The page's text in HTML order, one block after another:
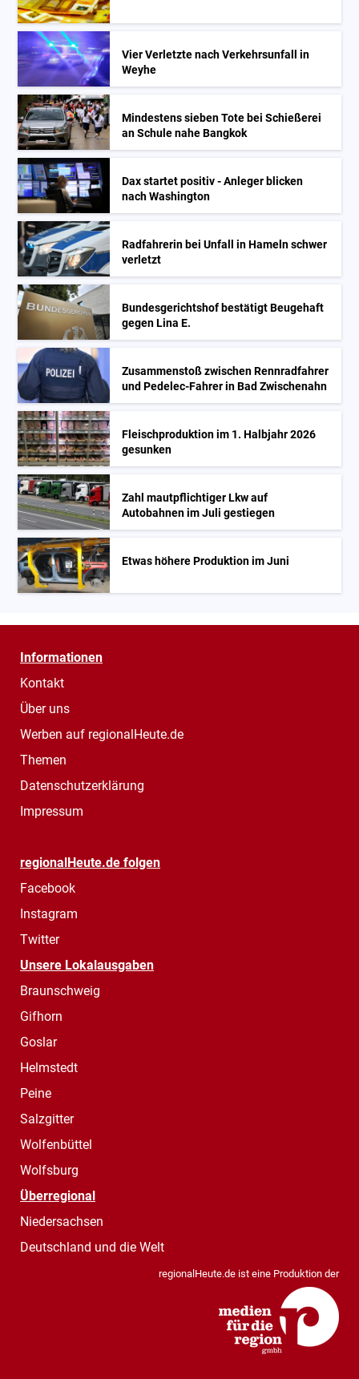
Vier Verletzte nach Verkehrsunfall in
Weyhe
Mindestens sieben Tote bei Schießerei
an Schule nahe Bangkok
Dax startet positiv - Anleger blicken
nach Washington
Radfahrerin bei Unfall in Hameln schwer
verletzt
Bundesgerichtshof bestätigt Beugehaft
gegen Lina E.
Zusammenstoß zwischen Rennradfahrer
und Pedelec-Fahrer in Bad Zwischenahn
Fleischproduktion im 1. Halbjahr 2026
gesunken
Zahl mautpflichtiger Lkw auf
Autobahnen im Juli gestiegen
Etwas höhere Produktion im Juni
Informationen
Kontakt
Über uns
Werben auf regionalHeute.de
Themen
Datenschutzerklärung
Impressum
regionalHeute.de folgen
Facebook
Instagram
Twitter
Unsere Lokalausgaben
Braunschweig
Gifhorn
Goslar
Helmstedt
Peine
Salzgitter
Wolfenbüttel
Wolfsburg
Überregional
Niedersachsen
Deutschland und die Welt
regionalHeute.de ist eine Produktion der